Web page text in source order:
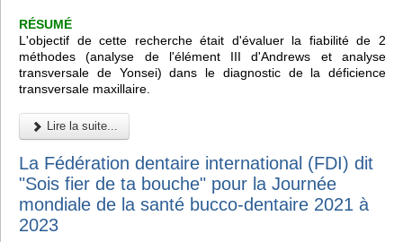
RÉSUMÉ
L'objectif de cette recherche était d'évaluer la fiabilité de 2
méthodes (analyse de l'élément III d'Andrews et analyse
transversale de Yonsei) dans le diagnostic de la déficience
transversale maxillaire.
Lire la suite...
La Fédération dentaire international (FDI) dit
"Sois fier de ta bouche" pour la Journée
mondiale de la santé bucco-dentaire 2021 à
2023